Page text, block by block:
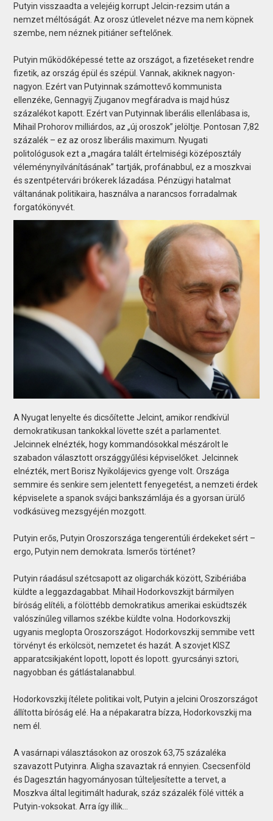
Putyin visszaadta a velejéig korrupt Jelcin-rezsim után a
nemzet méltóságát. Az orosz útlevelet nézve ma nem köpnek
szembe, nem néznek pitiáner seftelőnek.
Putyin működőképessé tette az országot, a fizetéseket rendre
fizetik, az ország épül és szépül. Vannak, akiknek nagyon-
nagyon. Ezért van Putyinnak számottevő kommunista
ellenzéke, Gennagyij Zjuganov megfáradva is majd húsz
százalékot kapott. Ezért van Putyinnak liberális ellenlábasa is,
Mihail Prohorov milliárdos, az „új oroszok” jelöltje. Pontosan 7,82
százalék – ez az orosz liberális maximum. Nyugati
politológusok ezt a „magára talált értelmiségi középosztály
véleménynyilvánításának” tartják, profánabbul, ez a moszkvai
és szentpétervári brókerek lázadása. Pénzügyi hatalmat
váltanának politikaira, használva a narancsos forradalmak
forgatókönyvét.
A Nyugat lenyelte és dicsőítette Jelcint, amikor rendkívül
demokratikusan tankokkal lövette szét a parlamentet.
Jelcinnek elnézték, hogy kommandósokkal mészárolt le
szabadon választott országgyűlési képviselőket. Jelcinnek
elnézték, mert Borisz Nyikolájevics gyenge volt. Országa
semmire és senkire sem jelentett fenyegetést, a nemzeti érdek
képviselete a spanok svájci bankszámlája és a gyorsan ürülő
vodkásüveg mezsgyéjén mozgott.
Putyin erős, Putyin Oroszországa tengerentúli érdekeket sért –
ergo, Putyin nem demokrata. Ismerős történet?
Putyin ráadásul szétcsapott az oligarchák között, Szibériába
küldte a leggazdagabbat. Mihail Hodorkovszkijt bármilyen
bíróság elítéli, a fölöttébb demokratikus amerikai esküdtszék
valószínűleg villamos székbe küldte volna. Hodorkovszkij
ugyanis meglopta Oroszországot. Hodorkovszkij semmibe vett
törvényt és erkölcsöt, nemzetet és hazát. A szovjet KISZ
apparatcsikjaként lopott, lopott és lopott. gyurcsányi sztori,
nagyobban és gátlástalanabbul.
Hodorkovszkij ítélete politikai volt, Putyin a jelcini Oroszországot
állította bíróság elé. Ha a népakaratra bízza, Hodorkovszkij ma
nem él.
A vasárnapi választásokon az oroszok 63,75 százaléka
szavazott Putyinra. Aligha szavaztak rá ennyien. Csecsenföld
és Dagesztán hagyományosan túlteljesítette a tervet, a
Moszkva által legitimált hadurak, száz százalék fölé vitték a
Putyin-voksokat. Arra így illik…